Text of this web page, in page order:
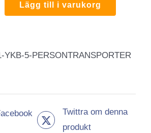
Lägg till i varukorg
YKB-5-PERSONTRANSPORTER
Twittra om denna
produkt